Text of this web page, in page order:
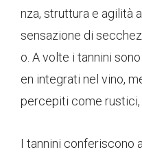
nza, struttura e agilità
sensazione di
o. A volte i tannini
en integrati nel vino,
percepiti come
I tannini conferiscono